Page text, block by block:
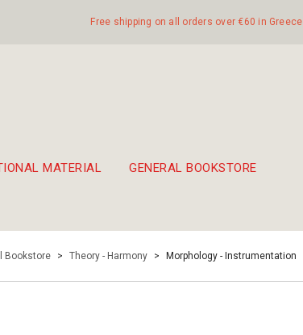
Free shipping on all orders over €60 in Greece
MATERIAL GENERAL BOOKSTORE
Bookstore > Theory - Harmony > Morphology - Instrumentation